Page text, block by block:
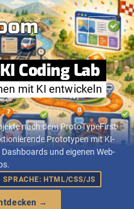
☰
KI Coding Lab
mit KI entwickeln
nach dem ProtoTypeFirst-
Prototypen mit KI-
und eigenen Web-
SPRACHE: HTML/CSS/JS
→